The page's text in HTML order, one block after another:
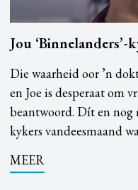
Jou
Die waarheid oor ’n
en Joe is desperaat om
beantwoord. Dít en nog
kykers vandeesmaand
MEER